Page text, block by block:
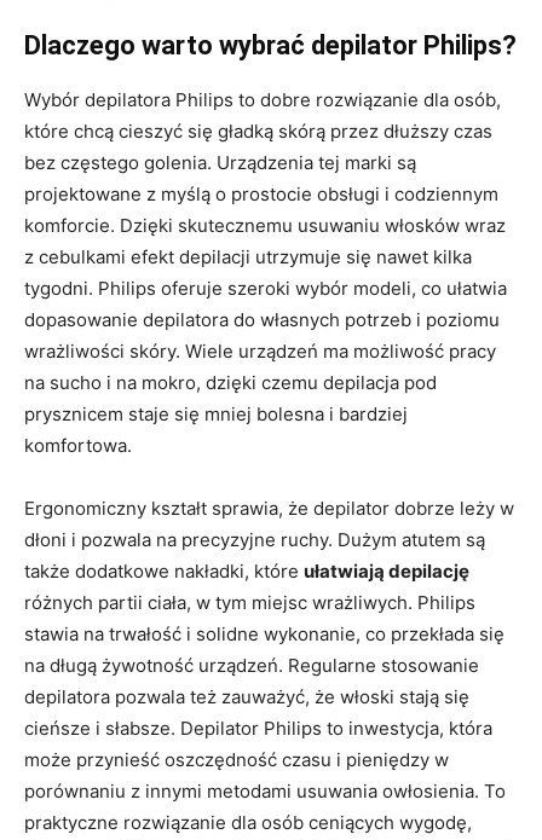
Dlaczego warto wybrać depilator Philips?
Wybór depilatora Philips to dobre rozwiązanie dla osób,
które chcą cieszyć się gładką skórą przez dłuższy czas
bez częstego golenia. Urządzenia tej marki są
projektowane z myślą o prostocie obsługi i codziennym
komforcie. Dzięki skutecznemu usuwaniu włosków wraz
z cebulkami efekt depilacji utrzymuje się nawet kilka
tygodni. Philips oferuje szeroki wybór modeli, co ułatwia
dopasowanie depilatora do własnych potrzeb i poziomu
wrażliwości skóry. Wiele urządzeń ma możliwość pracy
na sucho i na mokro, dzięki czemu depilacja pod
prysznicem staje się mniej bolesna i bardziej
komfortowa.
Ergonomiczny kształt sprawia, że depilator dobrze leży w
dłoni i pozwala na precyzyjne ruchy. Dużym atutem są
także dodatkowe nakładki, które ułatwiają depilację
różnych partii ciała, w tym miejsc wrażliwych. Philips
stawia na trwałość i solidne wykonanie, co przekłada się
na długą żywotność urządzeń. Regularne stosowanie
depilatora pozwala też zauważyć, że włoski stają się
cieńsze i słabsze. Depilator Philips to inwestycja, która
może przynieść oszczędność czasu i pieniędzy w
porównaniu z innymi metodami usuwania owłosienia. To
praktyczne rozwiązanie dla osób ceniących wygodę,